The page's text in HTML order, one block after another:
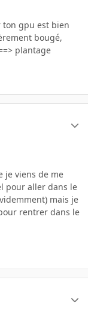
ton gpu est bien
bougé,
plantage
je viens de me
pour aller dans le
mais je
rentrer dans le